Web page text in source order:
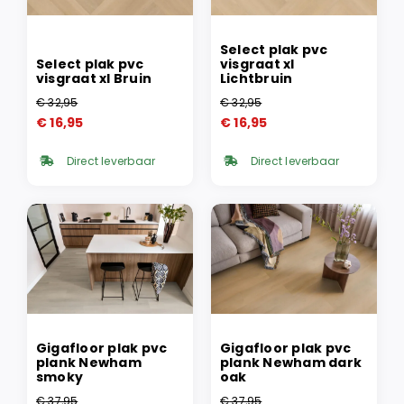
Select plak pvc
visgraat xl Bruin
€32,95
Oorspronkelijke
was:
€16,95
Huidige
is: Direct leverbaar
Select plak pvc
visgraat xl
Lichtbruin
€32,95
Oorspronkelijke
was:
€16,95
Huidige
is: Direct leverbaar
Gigafloor plak pvc
plank Newham
smoky
Gigafloor plak pvc
plank Newham dark
oak